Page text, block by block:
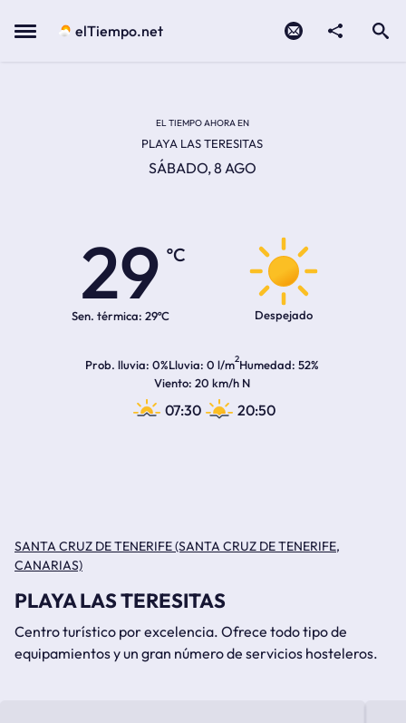
Menu elTiempo.net
EL TIEMPO AHORA EN
PLAYA LAS TERESITAS
SÁBADO, 8 AGO
29
ºC
Sen. térmica: 29ºC Despejado
Prob. lluvia 0%Lluvia 0 l/m2Humedad 52%
Viento 20 km/h N
07:30 20:50
SANTA CRUZ DE TENERIFE (SANTA CRUZ DE TENERIFE,
CANARIAS)
PLAYA LAS TERESITAS
Centro turístico por excelencia. Ofrece todo tipo de
equipamientos y un gran número de servicios hosteleros.